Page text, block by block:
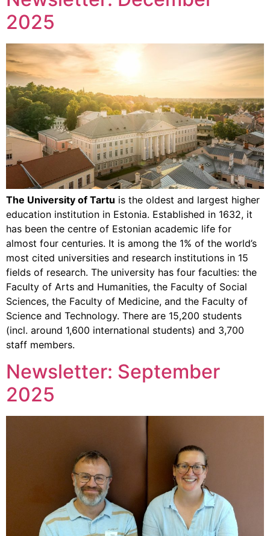
2025
The University of Tartu is the oldest and largest higher
education institution in Estonia. Established in 1632, it
has been the centre of Estonian academic life for
almost four centuries. It is among the 1% of the world’s
most cited universities and research institutions in 15
fields of research. The university has four faculties: the
Faculty of Arts and Humanities, the Faculty of Social
Sciences, the Faculty of Medicine, and the Faculty of
Science and Technology. There are 15,200 students
(incl. around 1,600 international students) and 3,700
staff members.
Newsletter: September
2025